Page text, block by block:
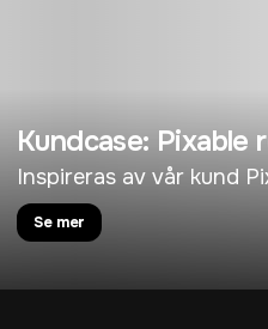
Kundcase: Pixable
Inspireras av vår kund
Se mer